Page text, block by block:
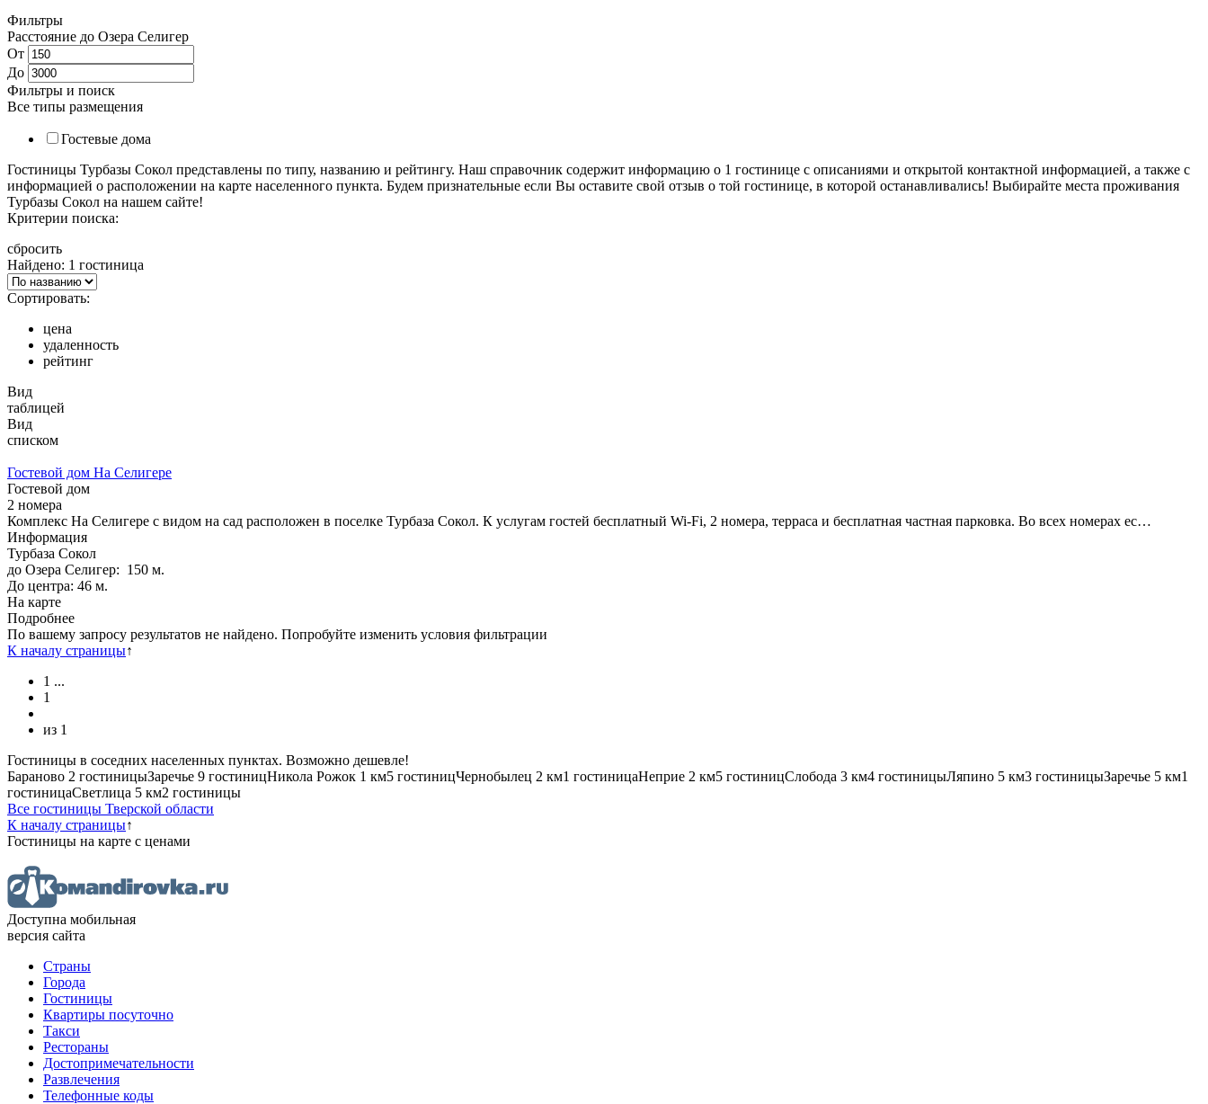
Фильтры
Расстояние до Озера Селигер
От
До
Фильтры и поиск
Все типы размещения
Гостевые дома
Гостиницы Турбазы Сокол представлены по типу, названию и рейтингу. Наш справочник содержит информацию о 1 гостинице с описаниями и открытой контактной информацией, а также с
информацией о расположении на карте населенного пункта. Будем признательные если Вы оставите свой отзыв о той гостинице, в которой останавливались! Выбирайте места проживания
Турбазы Сокол на нашем сайте!
Критерии поиска:
сбросить
Найдено: 1 гостиница
Сортировать:
цена
удаленность
рейтинг
Вид
таблицей
Вид
списком
Гостевой дом На Селигере
Гостевой дом
2 номера
Комплекс На Селигере с видом на сад расположен в поселке Турбаза Сокол. К услугам гостей бесплатный Wi-Fi, 2 номера, терраса и бесплатная частная парковка. Во всех номерах ес…
Информация
Турбаза Сокол
до Озера Селигер: 150 м.
До центра: 46 м.
На карте
Подробнее
По вашему запросу результатов не найдено. Попробуйте изменить условия фильтрации
К началу страницы↑
1 ...
1
из 1
Гостиницы в соседних населенных пунктах. Возможно дешевле!
Бараново 2 гостиницыЗаречье 9 гостиницНикола Рожок 1 км5 гостиницЧернобылец 2 км1 гостиницаНеприе 2 км5 гостиницСлобода 3 км4 гостиницыЛяпино 5 км3 гостиницыЗарeчье 5 км1
гостиницаСветлица 5 км2 гостиницы
Все гостиницы Тверской области
К началу страницы↑
Гостиницы на карте с ценами
Доступна мобильная
версия сайта
Страны
Города
Гостиницы
Квартиры посуточно
Такси
Рестораны
Достопримечательности
Развлечения
Телефонные коды